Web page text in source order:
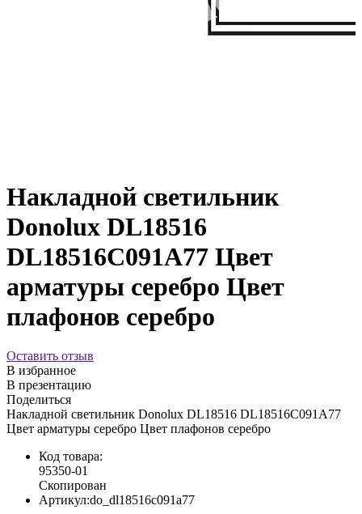
Накладной светильник
Donolux DL18516
DL18516C091A77 Цвет
арматуры серебро Цвет
плафонов серебро
Оставить отзыв
В избранное
В презентацию
Поделиться
Накладной светильник Donolux DL18516 DL18516C091A77
Цвет арматуры серебро Цвет плафонов серебро
Код товара:
95350-01
Скопирован
Артикул:do_dl18516c091a77